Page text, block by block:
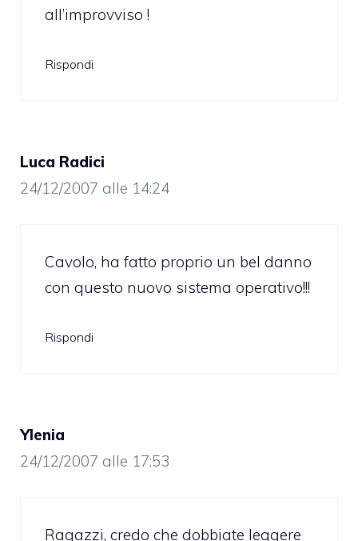
all’improvviso !
Rispondi
Luca Radici
24/12/2007 alle 14:24
Cavolo, ha fatto proprio un bel danno
con questo nuovo sistema operativo!!!
Rispondi
Ylenia
24/12/2007 alle 17:53
Ragazzi, credo che dobbiate leggere